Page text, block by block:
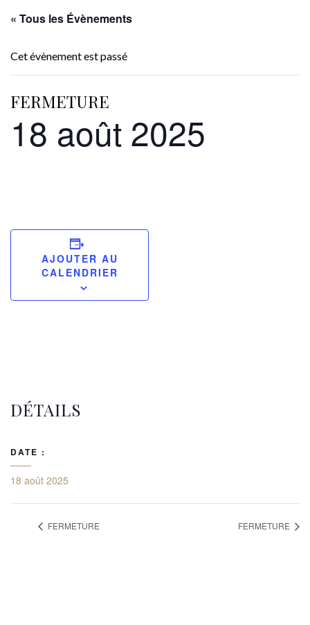
« Tous les Évènements
Cet évènement est passé
FERMETURE
18 août 2025
AJOUTER AU
CALENDRIER
DÉTAILS
DATE :
18 août 2025
FERMETURE FERMETURE